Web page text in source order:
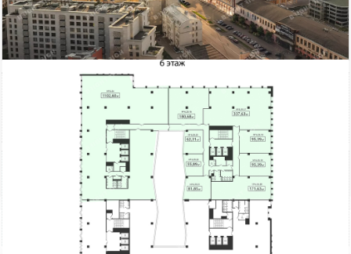
Петроградский район
ст.м. Чкаловская
Площадь
2183.37 м
1 213 685
Bright Rich | CORFAC
International
Телефон
Показать телефон